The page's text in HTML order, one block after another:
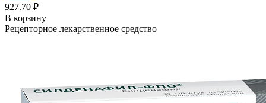
927.70 ₽
В корзину
Рецепторное лекарственное средство